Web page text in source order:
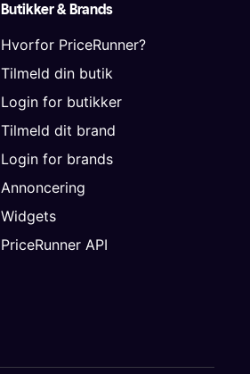
Butikker & Brands
Hvorfor PriceRunner?
Tilmeld din butik
Login for butikker
Tilmeld dit brand
Login for brands
Annoncering
Widgets
PriceRunner API